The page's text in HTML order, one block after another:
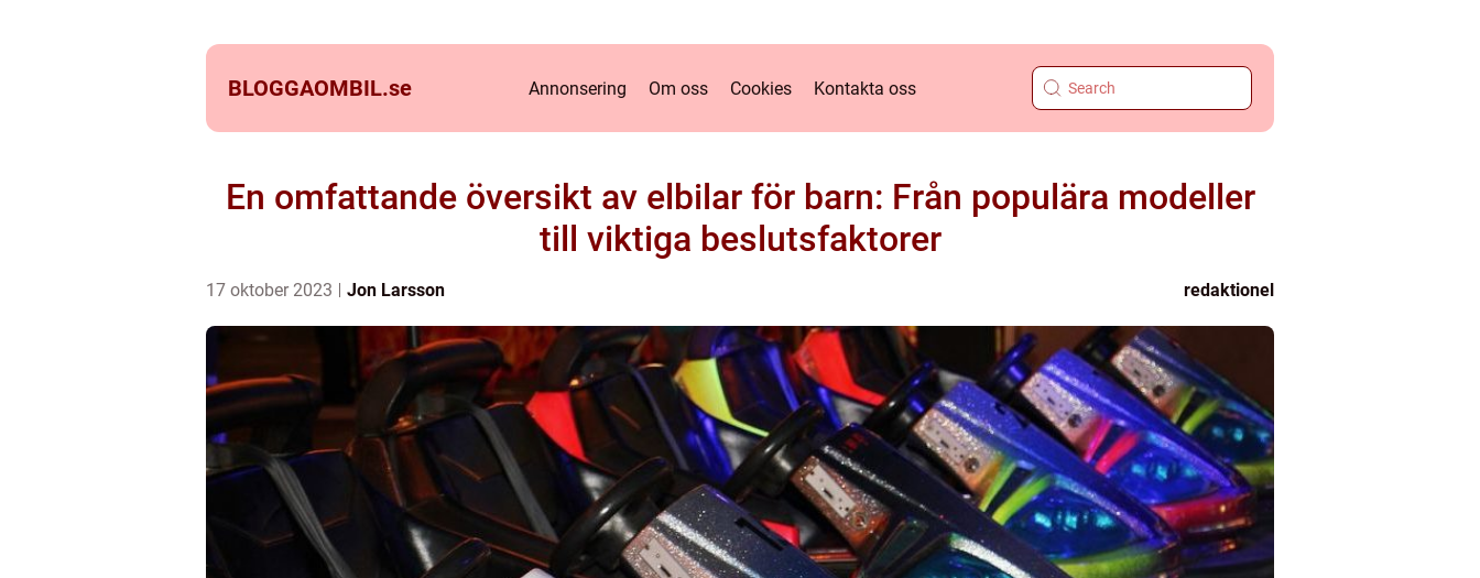
BLOGGAOMBIL.se Annonsering Om oss Cookies Kontakta oss
En omfattande översikt av elbilar för barn: Från populära modeller
till viktiga beslutsfaktorer
17 oktober 2023 Jon Larsson redaktionel